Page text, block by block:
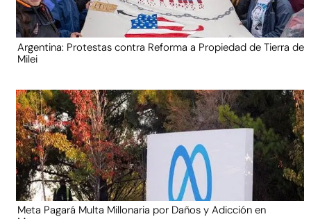
Argentina: Protestas contra Reforma a Propiedad de Tierra de
Milei
Meta Pagará Multa Millonaria por Daños y Adicción en